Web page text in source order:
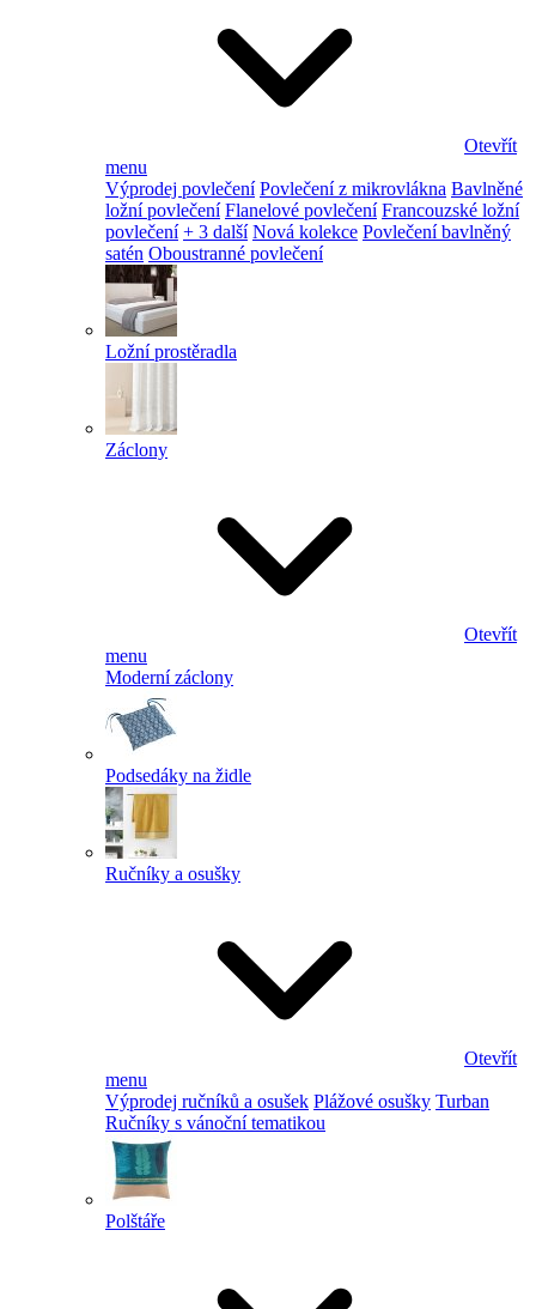
Otevřít
menu
Výprodej povlečení Povlečení z mikrovlákna Bavlněné
ložní povlečení Flanelové povlečení Francouzské ložní
povlečení + 3 další Nová kolekce Povlečení bavlněný
satén Oboustranné povlečení
Ložní prostěradla
Záclony
Otevřít
menu
Moderní záclony
Podsedáky na židle
Ručníky a osušky
Otevřít
menu
Výprodej ručníků a osušek Plážové osušky Turban
Ručníky s vánoční tematikou
Polštáře